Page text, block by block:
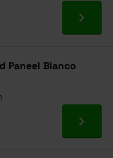
Ga
Paneel Bianco
Ga